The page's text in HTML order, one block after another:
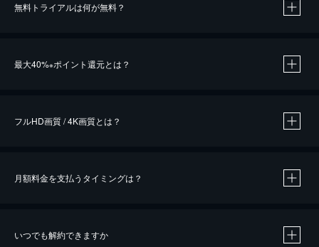
無料トライアルは何が無料？
最大40%※ポイント還元とは？
※40％ポイント還元の対象は、クレジットカード決済による作品の購入 / レンタルです。
iOSアプリのUコイン決済による作品の購入 / レンタルは、20％のポイント還元です。
フルHD画質 / 4K画質とは？
月額料金を支払うタイミングは？
いつでも解約できますか